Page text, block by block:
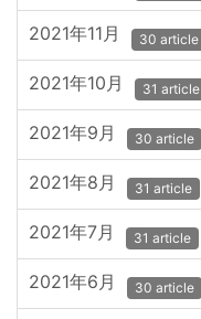
2021年11月 30 article
2021年10月 31 article
2021年9月 30 article
2021年8月 31 article
2021年7月 31 article
2021年6月 30 article